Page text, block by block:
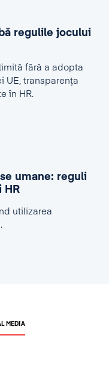
regulile jocului
fără a adopta
UE, transparența
în HR.
umane: reguli
HR
utilizarea
MEDIA